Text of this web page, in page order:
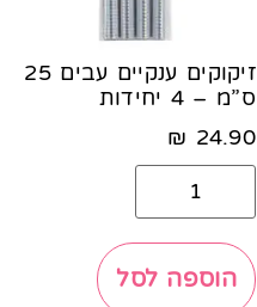
זיקוקים ענקיים עבים 25
ס”מ – 4 יחידות
24.90
₪
הוספה לסל